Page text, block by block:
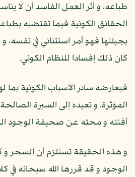
طباعه، و أثر العمل الفاسد أن لا
الحقائق الكونية فيما تقتضيه
بجبلتها فهو أمر استثنائي في نفسه،
كان ذلك إفسادا للنظام الكوني.
فيعارضه سائر الأسباب الكونية بما
المؤثرة، و تعيده إلى السيرة
أفنته و محته عن صحيفة الوجود
و هذه الحقيقة تستلزم أن السحر و
الوجود و قد قررها الله سبحانه في